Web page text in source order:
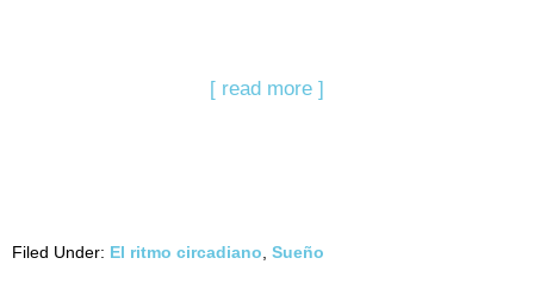
[ read more ]
Filed Under: El ritmo circadiano Sueño